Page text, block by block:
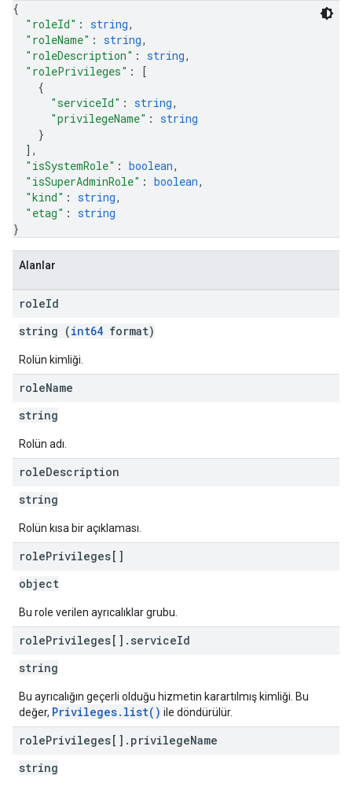
{
"roleId" : string,
"roleName" : string,
"roleDescription" : string,
"rolePrivileges" :
[
{
"serviceId" : string,
"privilegeName" : string
}
] ,
"isSystemRole" : boolean,
"isSuperAdminRole" : boolean,
"kind" : string,
"etag" : string
}
Alanlar
roleId
string (int64 format)
Rolün kimliği.
roleName
string
Rolün adı.
roleDescription
string
Rolün kısa bir açıklaması.
rolePrivileges[]
object
Bu role verilen ayrıcalıklar grubu.
rolePrivileges[] . serviceId
string
Bu ayrıcalığın geçerli olduğu hizmetin karartılmış kimliği. Bu
değer, Privileges.list() ile döndürülür.
rolePrivileges[] . privilegeName
string